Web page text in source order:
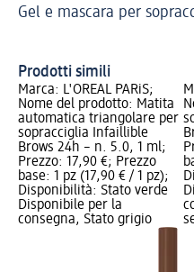
Gel e mascara per
Prodotti simili
Marca: L'ORÉAL PARiS;
Nome del prodotto: Matita
automatica triangolare per
sopracciglia Infaillible
Brows 24h – n. 5.0, 1 ml;
Prezzo: 17,90 €; Prezzo
base: 1 pz (17,90 € / 1 pz);
Disponibilità: Stato verde
Disponibile per la
consegna, Stato grigio